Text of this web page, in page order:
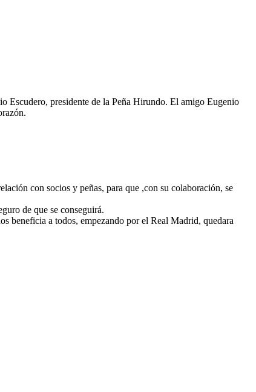
Escudero, presidente de la Peña Hirundo. El amigo Eugenio
con socios y peñas, para que ,con su colaboración, se
de que se conseguirá.
beneficia a todos, empezando por el Real Madrid, quedara